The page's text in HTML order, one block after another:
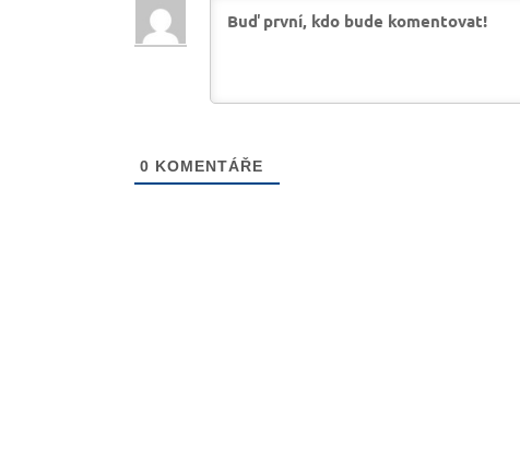
0 KOMENTÁŘE